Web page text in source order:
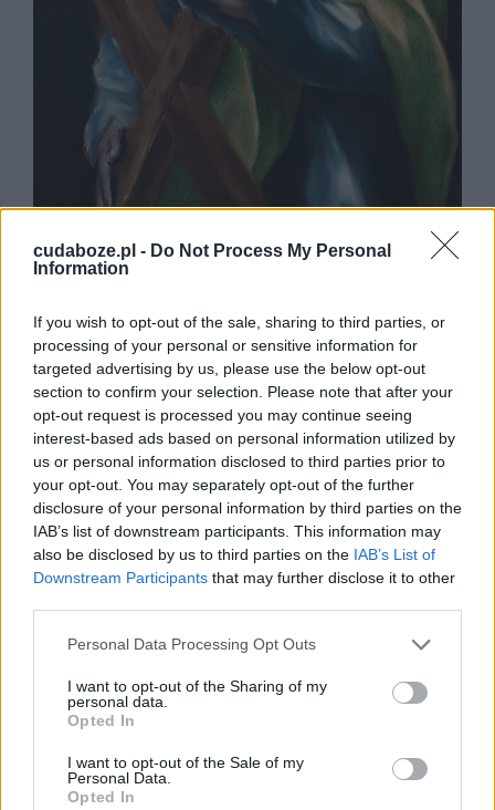
cudaboze.pl - Do Not Process My Personal
Information
If you wish to opt-out of the sale, sharing to third parties, or
processing of your personal or sensitive information for
targeted advertising by us, please use the below opt-out
section to confirm your selection. Please note that after your
opt-out request is processed you may continue seeing
interest-based ads based on personal information utilized by
us or personal information disclosed to third parties prior to
your opt-out. You may separately opt-out of the further
disclosure of your personal information by third parties on the
IAB’s list of downstream participants. This information may
also be disclosed by us to third parties on the IAB’s List of
Downstream Participants that may further disclose it to other
Personal Data Processing Opt Outs
I want to opt-out of the Sharing of my
personal data.
Opted In
I want to opt-out of the Sale of my
Personal Data.
Opted In
W ikonografii chrześcijańskiej Andrzej jest
charakterystycznym krzyżem, który przypomina
literę X. Bywa również ukazywany z księgą,
rybą lub siecią, co nawiązuje do pochodzenia i
działalności jako rybaka oraz misji apostolskiej.
Jego obraz w sztuce stał się symbolem
wierności, poświęcenia i męczeństwa.
Działalność misyjna, pełna cudownych
wydarzeń, została opisana w apokryficznych
źródłach. Opowieści te mówią o wielu cudach,
w tym o wskrzeszaniu zmarłych, które miały
miejsce podczas podróży ewangelizacyjnych. W
Polsce jest on szczególnie ceniony, co
będących okazją do wróżb i zabaw ludowych.
Tradycje te, choć ewoluowały, nadal są żywe i
świadczą o głębokim oddaniu.